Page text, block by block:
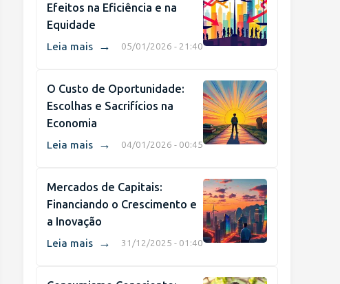
Efeitos na Eficiência e na
Equidade
05/01/2026 - 21:40
Leia mais →
O Custo de Oportunidade:
Escolhas e Sacrifícios na
Economia
04/01/2026 - 00:45
Leia mais →
Mercados de Capitais:
Financiando o Crescimento e
a Inovação
31/12/2025 - 01:40
Leia mais →